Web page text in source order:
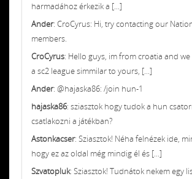
harmadához érkezik a [...]
Ander: CroCyrus: Hi, try contacting our
members.
CroCyrus: Hello guys, im from croatia and
a sc2 league simmilar to yours, [...]
Ander: @hajaska86: /join hun-1
hajaska86: sziasztok hogy tudok a hun
csatlakozni a játékban?
Astonkacser: Sziasztok! Néha felnézek ide,
hogy ez az oldal még mindig él és [...]
Szvatopluk: Sziasztok! Tudnátok nekem egy